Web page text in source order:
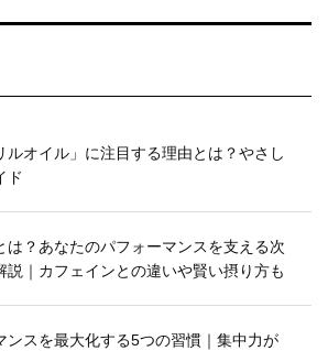
ルオイル」に注目する理由とは？やさし
ド
は？あなたのパフォーマンスを支える次
説｜カフェインとの違いや賢い摂り方も
ンスを最大化する5つの習慣｜集中力が